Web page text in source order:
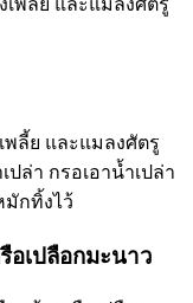
พลี้ย และแมลงศัตรู
ลี้ย และแมลงศัตรู
ล่า กรอเอาน้ำเปล่า
กทิ้งไว้
อเปลือกมะนาว